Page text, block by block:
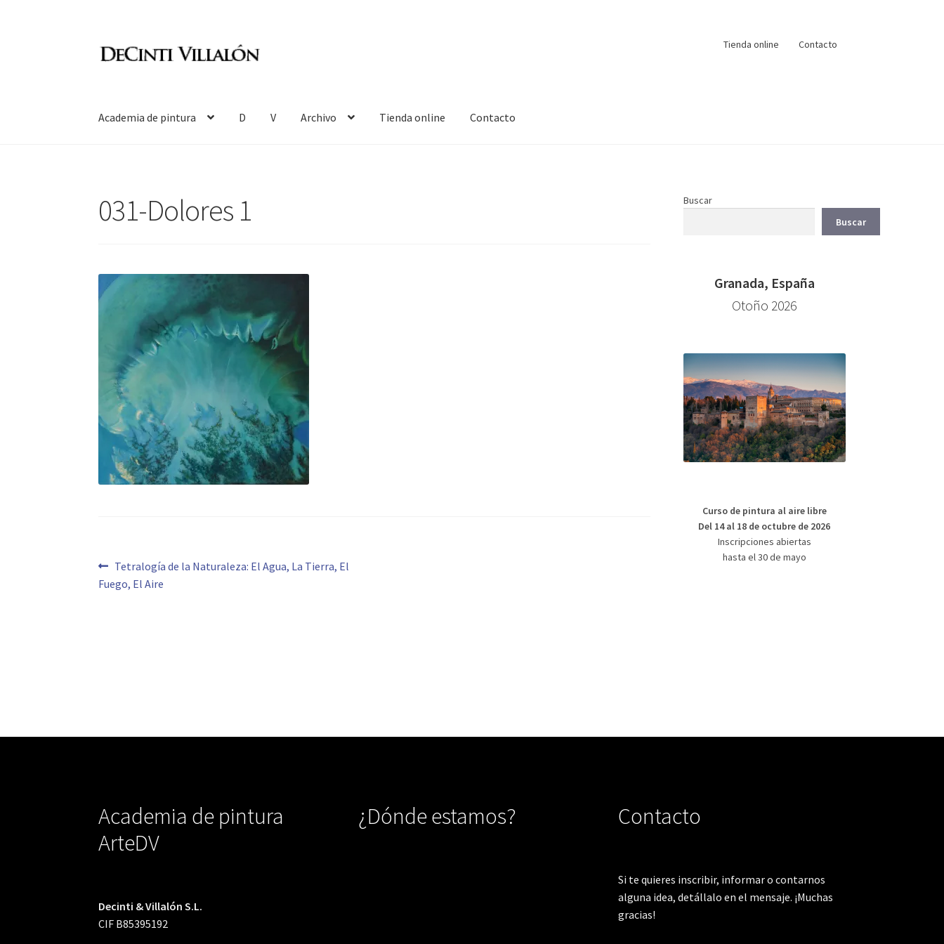
Tienda online Contacto
Academia de pintura D V Archivo Tienda online Contacto
031-Dolores 1
Navegación
de
Anterior:
Tetralogía de la Naturaleza: El Agua, La Tierra, El
Fuego, El Aire
Buscar
Buscar
Granada, España
Otoño 2026
Curso de pintura al aire libre
Del 14 al 18 de octubre de 2026
Inscripciones abiertas
hasta el 30 de mayo
Academia de pintura
ArteDV
Decinti & Villalón S.L.
CIF B85395192
¿Dónde estamos? Contacto
Si te quieres inscribir, informar o contarnos
alguna idea, detállalo en el mensaje. ¡Muchas
gracias!